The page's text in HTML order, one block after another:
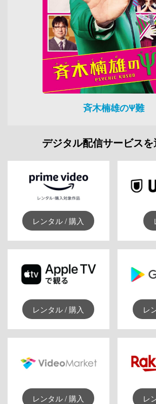
斉木楠雄のΨ難
デジタル配信サービス
レンタル / 購入
レンタル / 購入 レ
レンタル / 購入 レ